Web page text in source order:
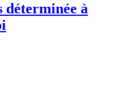
déterminée à